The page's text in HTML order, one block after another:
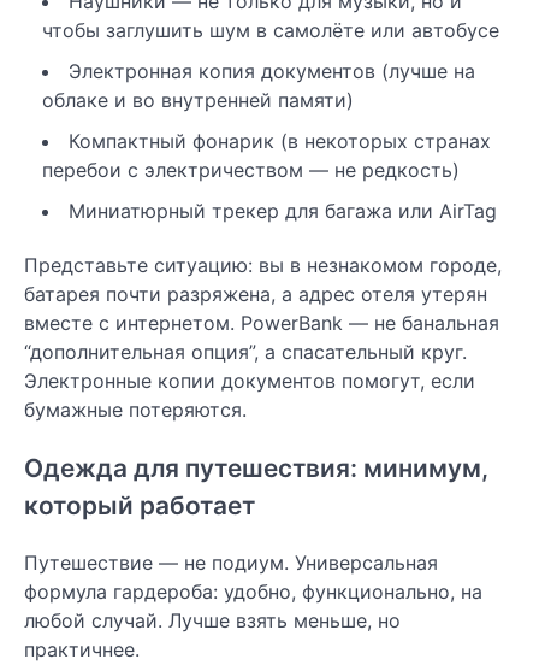
чтобы заглушить шум в самолёте или автобусе
Электронная копия документов (лучше на
облаке и во внутренней памяти)
Компактный фонарик (в некоторых странах
перебои с электричеством — не редкость)
Миниатюрный трекер для багажа или AirTag
Представьте ситуацию: вы в незнакомом городе,
батарея почти разряжена, а адрес отеля утерян
вместе с интернетом. PowerBank — не банальная
“дополнительная опция”, а спасательный круг.
Электронные копии документов помогут, если
бумажные потеряются.
Одежда для путешествия: минимум,
который работает
Путешествие — не подиум. Универсальная
формула гардероба: удобно, функционально, на
любой случай. Лучше взять меньше, но
практичнее.